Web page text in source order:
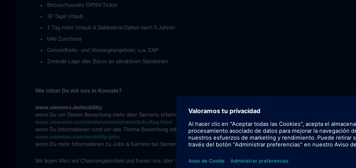
Bezuschusstes ÖPNV-Ticket
30 Tage Urlaub
1 Tag mehr Urlaub & Sabbatical Option nach 5 Jahren
bAV-Zuschuss
Gesundheits- und Vorsorgeangebote, u.a. EAP
Zentrale Lage aller Büros an attraktiven Standorten
Wie trittst Du mit uns in Kontakt?
www.siemens.de/mobility
wenn Du vor Deiner Bewerbung mehr über Siemens erfahren möchtest.
www.siemens.com/de/de/unternehmen/jobs/faq.html
wenn Du Informationen rund um das Thema Bewerbung mittels unseres FAQ’s einholen möchtest.
www.siemens.com/mobility-jobs
wenn Du mehr Informationen zu Jobs & Karriere bei Siemens erhalten möchtest.
Wir legen Wert auf Chancengleichheit und freuen uns über Bewerbungen von Menschen mit Behinderung.